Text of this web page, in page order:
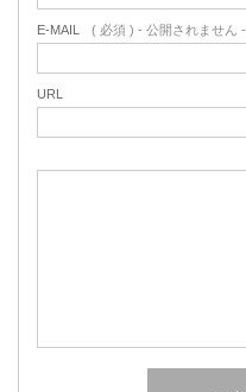
E-MAIL ( 必須 ) - 公開されません -
URL